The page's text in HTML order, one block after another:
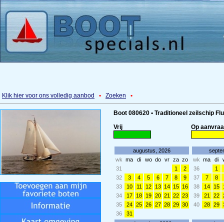
Klik hier voor ons volledig aanbod • Zoeken •
Boot 080620 • Traditioneel zeilschip
Vrij
Op
augustus, 2026
wk ma di wo do vr za zo
31
1
2
32
3 4 5 6 7 8
9
33
10 11 12 13 14 15 16
34
17 18 19 20 21 22 23
35
24 25 26 27 28 29 30
36
31
wk ma di
36
1
37
7
8
38
14 15
39
21 22
40
28 29